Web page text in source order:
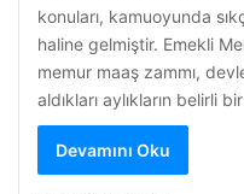
konuları, kamuoyunda
haline gelmiştir. Emekli
memur maaş zammı,
aldıkları aylıkların belirli
Devamını Oku